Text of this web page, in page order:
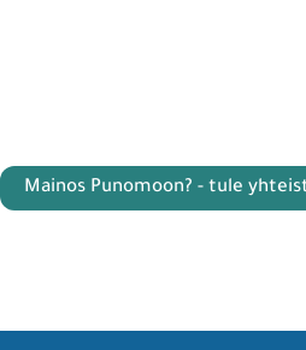
Mainos Punomoon? - tule